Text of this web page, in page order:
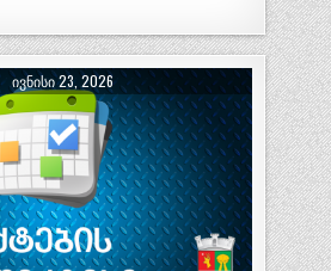
ᲘᲕᲜᲘᲡᲘ 23, 2026